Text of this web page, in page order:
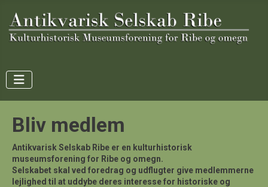
Bliv medlem
Antikvarisk Selskab Ribe er en kulturhistorisk
museumsforening for Ribe og omegn.
Selskabet skal ved foredrag og udflugter give medlemmerne
lejlighed til at uddybe deres interesse for historiske og